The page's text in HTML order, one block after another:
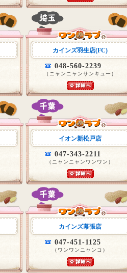
カインズ羽生店(FC)
048-560-2239
（ニャンニャンサンキュー）
イオン新松戸店
047-343-2211
（ニャンニャンワンワン）
カインズ幕張店
047-451-1125
（ワンワンニャンコ）